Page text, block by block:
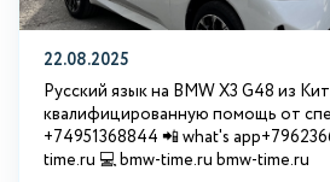
22.08.2025
Русский язык на BMW X3 G48 из
квалифицированную помощь от
+74951368844 📲 what's
time.ru 💻 bmw-time.ru bmw-time.ru